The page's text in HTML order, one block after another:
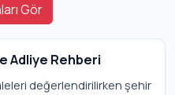
Gör
Adliye Rehberi
değerlendirilirken şehir